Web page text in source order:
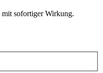
mit sofortiger Wirkung.